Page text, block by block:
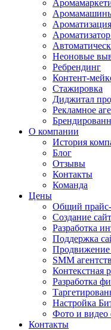
Неоновые
Ребрендинг
Контент-
Стажировка
Диджитал
Рекламное
О компании
История
Блог
Отзывы
Контакты
Команда
Цены
Общий
Создание
Разработка
Поддержка
Продвижение
SMM
Контекстная
Разработка
Настройка
Фото и видео
Контакты